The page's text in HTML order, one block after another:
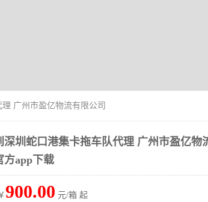
广州市盈亿物流有限公司
深圳蛇口港集卡拖车队代理 广州市盈亿物
方app下载
900.00 元/箱 起